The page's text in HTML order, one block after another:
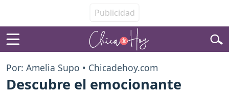
Por: Amelia Supo • Chicadehoy.com
Descubre el emocionante